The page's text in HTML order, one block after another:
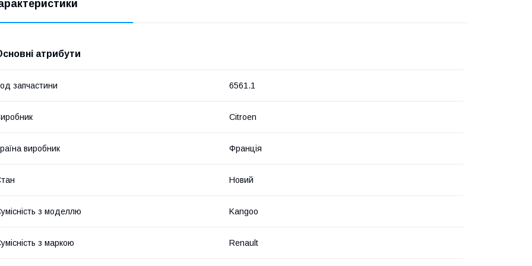
атрибути
запчастини 6561.1
Citroen
виробник Франція
Новий
з моделлю Kangoo
з маркою Renault